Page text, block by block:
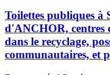
Toilettes publiques à
d'ANCHOR, centres
dans le recyclage,
communautaires, et